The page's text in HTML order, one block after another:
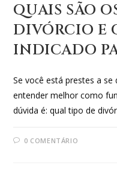
QUAIS SÃO
DIVÓRCIO E
INDICADO
Se você está prestes a
entender melhor como
dúvida é: qual tipo de
0 COMENTÁRIO